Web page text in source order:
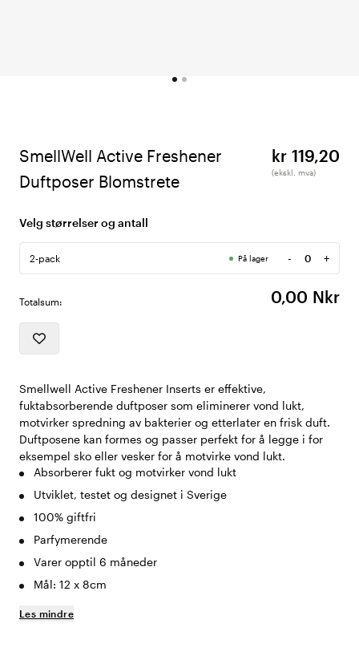
SmellWell Active Freshener
Duftposer Blomstrete
kr 119,20
(ekskl. mva)
Velg størrelser og antall
2-pack På lager -
Antall
+
Totalsum: 0,00 Nkr
Smellwell Active Freshener Inserts er effektive,
fuktabsorberende duftposer som eliminerer vond lukt,
motvirker spredning av bakterier og etterlater en frisk duft.
Duftposene kan formes og passer perfekt for å legge i for
eksempel sko eller vesker for å motvirke vond lukt.
Absorberer fukt og motvirker vond lukt
Utviklet, testet og designet i Sverige
100% giftfri
Parfymerende
Varer opptil 6 måneder
Mål: 12 x 8cm
Les mindre